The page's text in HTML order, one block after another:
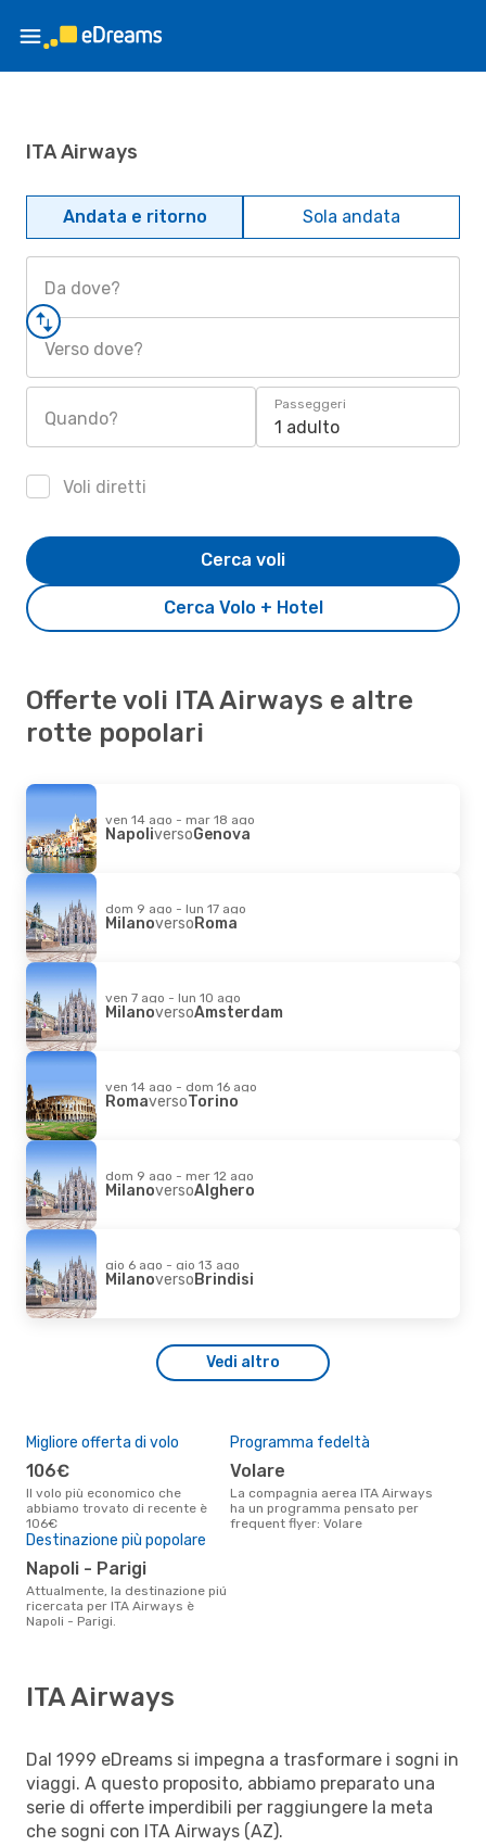
ITA Airways
Andata e ritorno Sola andata
Da dove?
Verso dove?
Quando?
Passeggeri
1 adulto
Voli diretti
Cerca Volo + Hotel
Cerca voli
Offerte voli ITA Airways e altre
rotte popolari
ven 14 ago - mar 18 ago
NapoliversoGenova
dom 9 ago - lun 17 ago
MilanoversoRoma
ven 7 ago - lun 10 ago
MilanoversoAmsterdam
ven 14 ago - dom 16 ago
RomaversoTorino
dom 9 ago - mer 12 ago
MilanoversoAlghero
gio 6 ago - gio 13 ago
MilanoversoBrindisi
Vedi altro
Migliore offerta di volo
106€
Il volo più economico che
abbiamo trovato di recente è
106€
Programma fedeltà
Volare
La compagnia aerea ITA Airways
ha un programma pensato per
frequent flyer: Volare
Destinazione più popolare
Napoli - Parigi
Attualmente, la destinazione piú
ricercata per ITA Airways è
Napoli - Parigi.
ITA Airways
Dal 1999 eDreams si impegna a trasformare i sogni in
viaggi. A questo proposito, abbiamo preparato una
serie di offerte imperdibili per raggiungere la meta
che sogni con ITA Airways (AZ).